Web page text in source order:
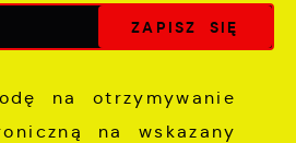
na otrzymywanie
na wskazany